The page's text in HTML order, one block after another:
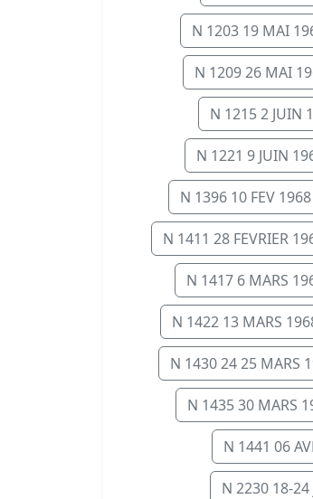
N 1203 19 MAI
N 1209 26 MAI
N 1215 2 JUIN
N 1221 9 JUIN
N 1396 10 FEV 1968
N 1411 28 FEVRIER
N 1417 6 MARS
N 1422 13 MARS
N 1430 24 25 MARS
N 1435 30 MARS
N 1441 06
N 2230 18-